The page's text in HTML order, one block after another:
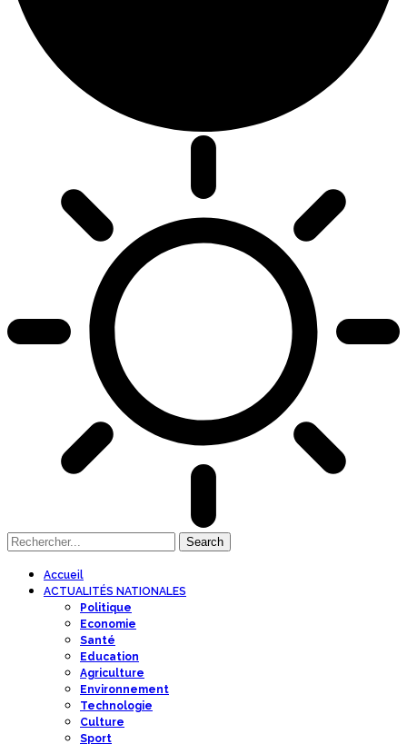
Accueil
ACTUALITÉS NATIONALES
Politique
Economie
Santé
Education
Agriculture
Environnement
Technologie
Culture
Sport